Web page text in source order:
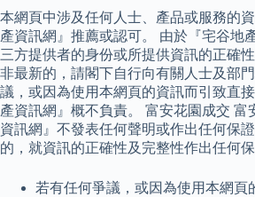
本網頁中涉及任何人士、產品或服務的
產資訊網』推薦或認可。 由於『宅谷地
三方提供者的身份或所提供資訊的正確
非最新的，請閣下自行向有關人士及部
議，或因為使用本網頁的資訊而引致直
產資訊網』概不負責。 富安花園成交 富
資訊網』不發表任何聲明或作出任何保
的，就資訊的正確性及完整性作出任何保
若有任何爭議，或因為使用本網頁